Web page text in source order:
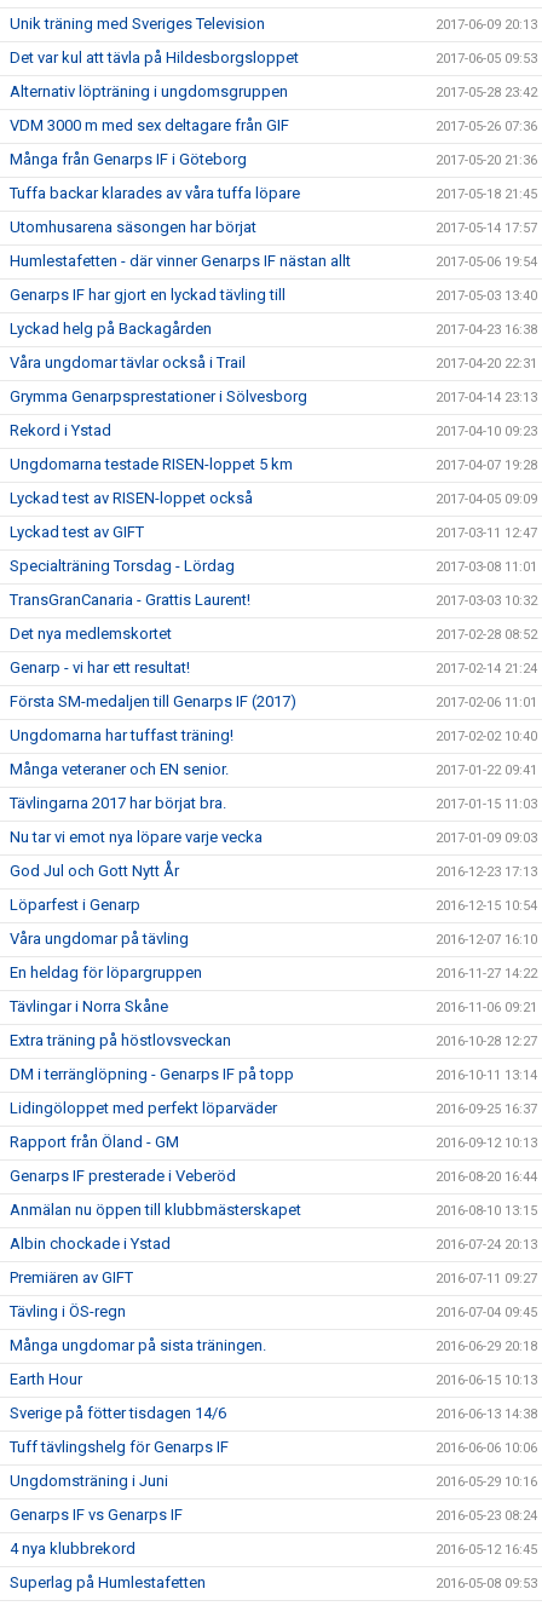
Unik träning med Sveriges Television 2017-06-09 20:13
Det var kul att tävla på Hildesborgsloppet 2017-06-05 09:53
Alternativ löpträning i ungdomsgruppen 2017-05-28 23:42
VDM 3000 m med sex deltagare från GIF 2017-05-26 07:36
Många från Genarps IF i Göteborg 2017-05-20 21:36
Tuffa backar klarades av våra tuffa löpare 2017-05-18 21:45
Utomhusarena säsongen har börjat 2017-05-14 17:57
Humlestafetten - där vinner Genarps IF nästan allt 2017-05-06 19:54
Genarps IF har gjort en lyckad tävling till 2017-05-03 13:40
Lyckad helg på Backagården 2017-04-23 16:38
Våra ungdomar tävlar också i Trail 2017-04-20 22:31
Grymma Genarpsprestationer i Sölvesborg 2017-04-14 23:13
Rekord i Ystad 2017-04-10 09:23
Ungdomarna testade RISEN-loppet 5 km 2017-04-07 19:28
Lyckad test av RISEN-loppet också 2017-04-05 09:09
Lyckad test av GIFT 2017-03-11 12:47
Specialträning Torsdag - Lördag 2017-03-08 11:01
TransGranCanaria - Grattis Laurent! 2017-03-03 10:32
Det nya medlemskortet 2017-02-28 08:52
Genarp - vi har ett resultat! 2017-02-14 21:24
Första SM-medaljen till Genarps IF (2017) 2017-02-06 11:01
Ungdomarna har tuffast träning! 2017-02-02 10:40
Många veteraner och EN senior. 2017-01-22 09:41
Tävlingarna 2017 har börjat bra. 2017-01-15 11:03
Nu tar vi emot nya löpare varje vecka 2017-01-09 09:03
God Jul och Gott Nytt År 2016-12-23 17:13
Löparfest i Genarp 2016-12-15 10:54
Våra ungdomar på tävling 2016-12-07 16:10
En heldag för löpargruppen 2016-11-27 14:22
Tävlingar i Norra Skåne 2016-11-06 09:21
Extra träning på höstlovsveckan 2016-10-28 12:27
DM i terränglöpning - Genarps IF på topp 2016-10-11 13:14
Lidingöloppet med perfekt löparväder 2016-09-25 16:37
Rapport från Öland - GM 2016-09-12 10:13
Genarps IF presterade i Veberöd 2016-08-20 16:44
Anmälan nu öppen till klubbmästerskapet 2016-08-10 13:15
Albin chockade i Ystad 2016-07-24 20:13
Premiären av GIFT 2016-07-11 09:27
Tävling i ÖS-regn 2016-07-04 09:45
Många ungdomar på sista träningen. 2016-06-29 20:18
Earth Hour 2016-06-15 10:13
Sverige på fötter tisdagen 14/6 2016-06-13 14:38
Tuff tävlingshelg för Genarps IF 2016-06-06 10:06
Ungdomsträning i Juni 2016-05-29 10:16
Genarps IF vs Genarps IF 2016-05-23 08:24
4 nya klubbrekord 2016-05-12 16:45
Superlag på Humlestafetten 2016-05-08 09:53